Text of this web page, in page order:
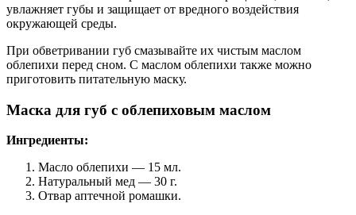
увлажняет губы и защищает от вредного воздействия
окружающей среды.
При обветривании губ смазывайте их чистым маслом
облепихи перед сном. С маслом облепихи также можно
приготовить питательную маску.
Маска для губ с облепиховым маслом
Ингредиенты:
Масло облепихи — 15 мл.
Натуральный мед — 30 г.
Отвар аптечной ромашки.